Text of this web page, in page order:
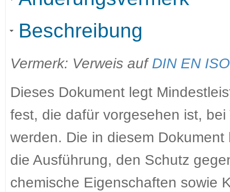
Beschreibung
Vermerk: Verweis auf DIN EN
Dieses Dokument legt
fest, die dafür vorgesehen ist,
werden. Die in diesem
die Ausführung, den Schutz
chemische Eigenschaften sowie